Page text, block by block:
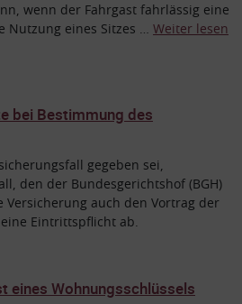
wenn der Fahrgast fahrlässig eine
Nutzung eines Sitzes … Weiter lesen
bei Bestimmung des
gegeben sei,
den der Bundesgerichtshof (BGH)
Versicherung auch den Vortrag der
Eintrittspflicht ab.
eines Wohnungsschlüssels